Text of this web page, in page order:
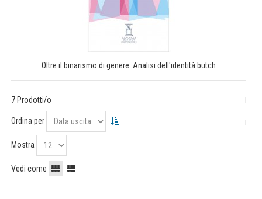
Oltre il binarismo di genere. Analisi dell'identità butch
7 Prodotti/o
Ordina per
Mostra
Vedi come